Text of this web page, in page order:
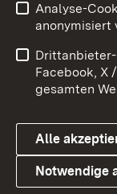
Link zum
Datenschutz
Analyse-
anonymisiert
Facebook, X
gesamten
Alle
Notwendige